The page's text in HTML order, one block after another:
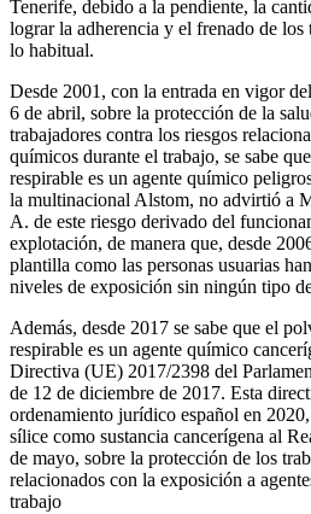
Tenerife, debido a la pendiente, la
lograr la adherencia y el frenado de
lo habitual.
Desde 2001, con la entrada en vigor
6 de abril, sobre la protección de la
trabajadores contra los riesgos
químicos durante el trabajo, se sabe
respirable es un agente químico
la multinacional Alstom, no advirtió a
A. de este riesgo derivado del
explotación, de manera que, desde
plantilla como las personas usuarias
niveles de exposición sin ningún tipo
Además, desde 2017 se sabe que el
respirable es un agente químico
Directiva (UE) 2017/2398 del
de 12 de diciembre de 2017. Esta
ordenamiento jurídico español en
sílice como sustancia cancerígena al
de mayo, sobre la protección de los
relacionados con la exposición a
trabajo